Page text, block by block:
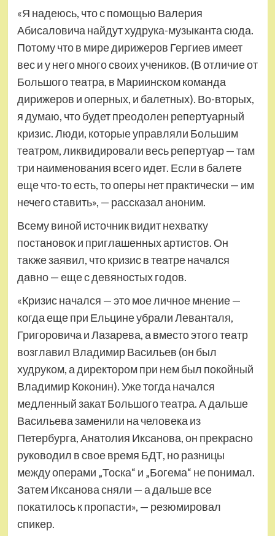
«Я надеюсь, что с помощью Валерия
Абисаловича найдут худрука-музыканта сюда.
Потому что в мире дирижеров Гергиев имеет
вес и у него много своих учеников. (В отличие от
Большого театра, в Мариинском команда
дирижеров и оперных, и балетных). Во-вторых,
я думаю, что будет преодолен репертуарный
кризис. Люди, которые управляли Большим
театром, ликвидировали весь репертуар — там
три наименования всего идет. Если в балете
еще что-то есть, то оперы нет практически — им
нечего ставить», — рассказал аноним.
Всему виной источник видит нехватку
постановок и приглашенных артистов. Он
также заявил, что кризис в театре начался
давно — еще с девяностых годов.
«Кризис начался — это мое личное мнение —
когда еще при Ельцине убрали Леванталя,
Григоровича и Лазарева, а вместо этого театр
возглавил Владимир Васильев (он был
худруком, а директором при нем был покойный
Владимир Коконин). Уже тогда начался
медленный закат Большого театра. А дальше
Васильева заменили на человека из
Петербурга, Анатолия Иксанова, он прекрасно
руководил в свое время БДТ, но разницы
между операми „Тоска“ и „Богема“ не понимал.
Затем Иксанова сняли — а дальше все
покатилось к пропасти», — резюмировал
спикер.